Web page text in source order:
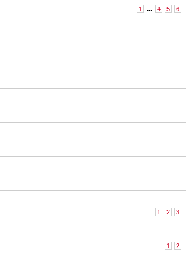
1 ... 4 5 6
1 2 3
1 2